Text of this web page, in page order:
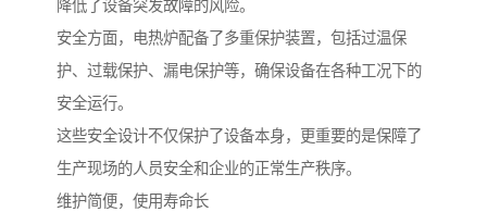
降低了设备突发故障的风险。
安全方面，电热炉配备了多重保护装置，包括过温保
护、过载保护、漏电保护等，确保设备在各种工况下的
安全运行。
这些安全设计不仅保护了设备本身，更重要的是保障了
生产现场的人员安全和企业的正常生产秩序。
维护简便，使用寿命长